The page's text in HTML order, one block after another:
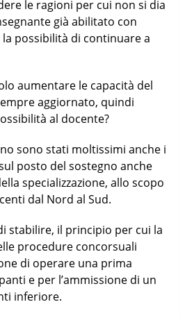
le ragioni per cui non si dia
già abilitato con
possibilità di continuare a
aumentare le capacità del
aggiornato, quindi
al docente?
sono stati moltissimi anche i
posto del sostegno anche
specializzazione, allo scopo
dal Nord al Sud.
stabilire, il principio per cui la
procedure concorsuali
di operare una prima
e per l’ammissione di un
inferiore.